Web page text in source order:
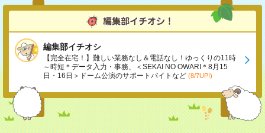
編集部イチオシ
【完全在宅！】難しい業務なし＆電話なし！ゆっくりの11時
～時短＊データ入力・事務、＜SEKAI NO OWARI＊8月15
日・16日＞ドーム公演のサポートバイトなど (8/7UP!)